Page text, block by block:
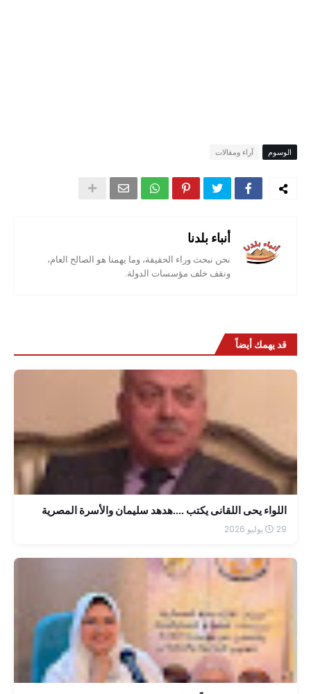
الوسوم آراء ومقالات
أنباء بلدنا
نحن نبحث وراء الحقيقة، وما يهمنا هو الصالح العام،
ونقف خلف مؤسسات الدولة.
قد يهمك أيضاً
اللواء يحى اللقانى يكتب ....هدهد سليمان والأسرة المصرية
29 يوليو 2026